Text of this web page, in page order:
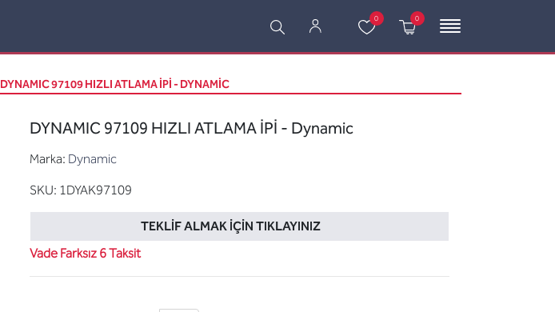
0 0
DYNAMIC 97109 HIZLI ATLAMA İPİ - DYNAMIC
DYNAMIC 97109 HIZLI ATLAMA İPİ - Dynamic
Marka: Dynamic
SKU: 1DYAK97109
TEKLIF ALMAK İÇIN TIKLAYINIZ
Vade Farksız 6 Taksit